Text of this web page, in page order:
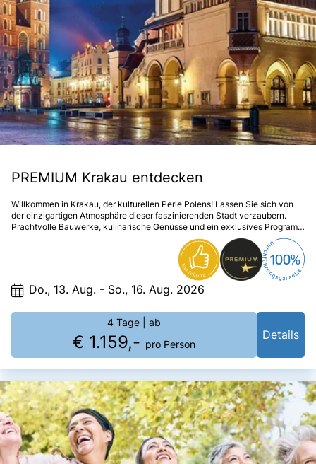
PREMIUM Krakau entdecken
Willkommen in Krakau, der kulturellen Perle Polens! Lassen Sie sich von
der einzigartigen Atmosphäre dieser faszinierenden Stadt verzaubern.
Prachtvolle Bauwerke, kulinarische Genüsse und ein exklusives Programm
machen diese Reise zu einem unvergesslichen Erlebnis. Ihr elegantes
****Hotel Mercure Stare Miasto rundet den Aufenthalt mit Komfort und Stil
Do., 13. Aug. - So., 16. Aug. 2026
4 Tage | ab
€ 1.159,- pro Person
Details